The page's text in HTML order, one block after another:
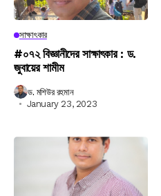
সাক্ষাৎকার
#০৭২ বিজ্ঞানীদের সাক্ষাৎকার : ড.
জুবায়ের শামীম
ড. মশিউর রহমান
January 23, 2023